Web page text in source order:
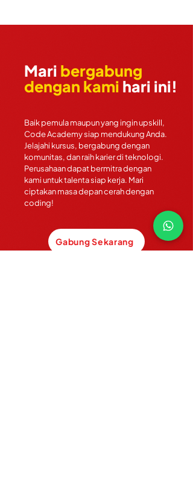
Mari bergabung
dengan kami hari ini!
Baik pemula maupun yang ingin upskill,
Code Academy siap mendukung Anda.
Jelajahi kursus, bergabung dengan
komunitas, dan raih karier di teknologi.
Perusahaan dapat bermitra dengan
kami untuk talenta siap kerja. Mari
ciptakan masa depan cerah dengan
coding!
Gabung Sekarang